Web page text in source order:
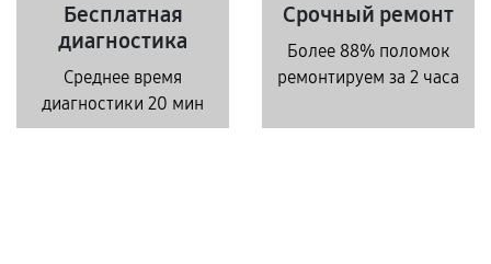
Бесплатная
диагностика
Среднее время
диагностики 20 мин
Срочный ремонт
Более 88% поломок
ремонтируем за 2 часа